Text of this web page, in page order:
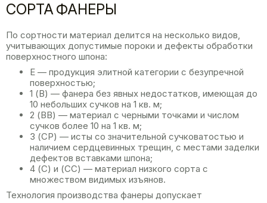
СОРТА ФАНЕРЫ
По сортности материал делится на несколько видов,
учитывающих допустимые пороки и дефекты обработки
поверхностного шпона:
Е — продукция элитной категории с безупречной
поверхностью;
1 (В) — фанера без явных недостатков, имеющая до
10 небольших сучков на 1 кв. м;
2 (ВВ) — материал с черными точками и числом
сучков более 10 на 1 кв. м;
3 (СР) — исты со значительной сучковатостью и
наличием сердцевинных трещин, с местами заделки
дефектов вставками шпона;
4 (С) и (СС) — материал низкого сорта с
множеством видимых изъянов.
Технология производства фанеры допускает